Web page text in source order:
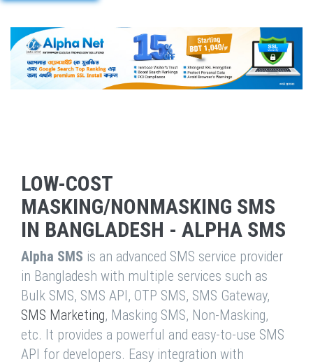
LOW-COST
MASKING/NONMASKING SMS
IN BANGLADESH - ALPHA SMS
Alpha SMS is an advanced SMS service provider
in Bangladesh with multiple services such as
Bulk SMS, SMS API, OTP SMS, SMS Gateway,
SMS Marketing, Masking SMS, Non-Masking,
etc. It provides a powerful and easy-to-use SMS
API for developers. Easy integration with